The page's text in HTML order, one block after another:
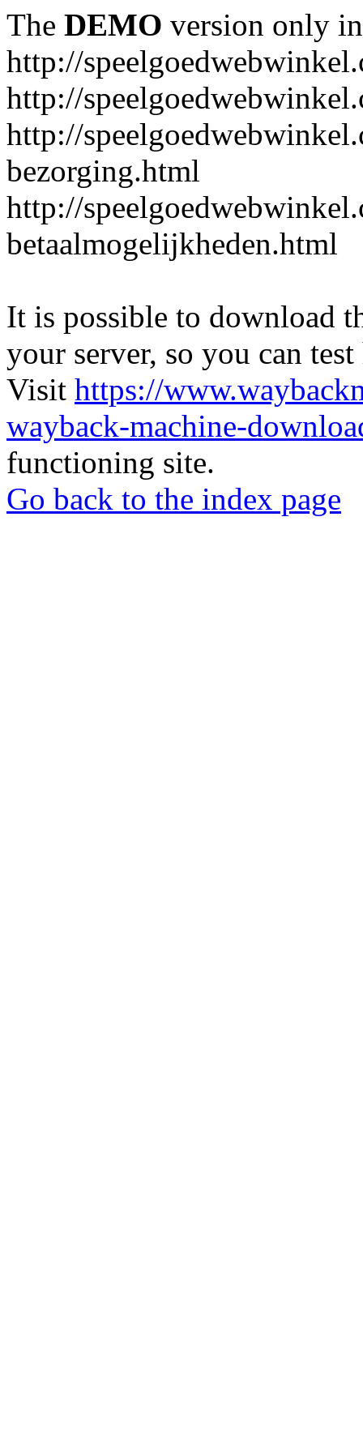
The DEMO version only
http://
http://
http://
bezorging.html
http://
betaalmogelijkheden.html
It is possible to download
your server, so you can
Visit https://
wayback-machine-
functioning site.
Go back to the index page